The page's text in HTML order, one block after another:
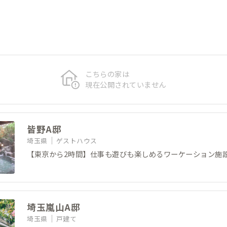
こちらの家は
現在公開されていません
皆野A邸
埼玉県 ゲストハウス
【東京から2時間】仕事も遊びも楽しめるワーケーション施
埼玉嵐山A邸
埼玉県 戸建て